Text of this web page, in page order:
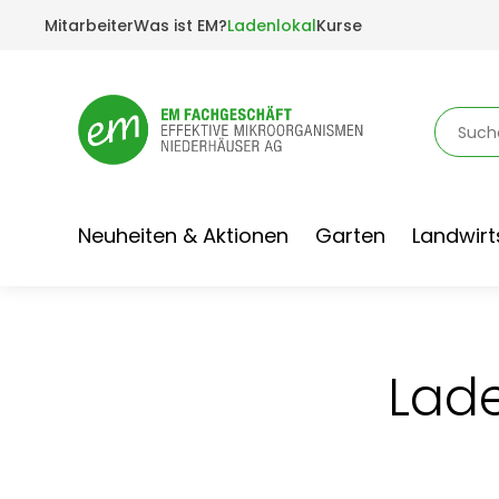
Neuheiten & Aktionen Garten
MitarbeiterWas ist EM?LadenlokalKurse